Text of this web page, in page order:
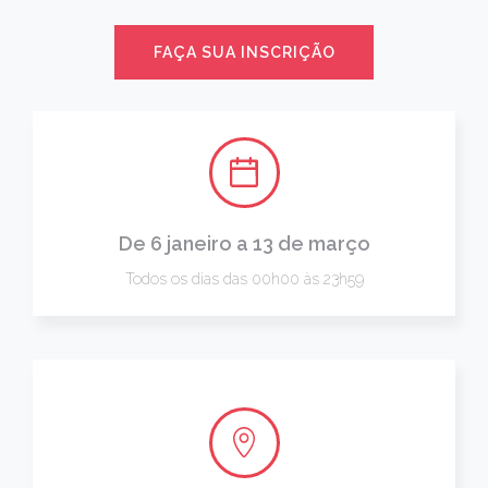
FAÇA SUA INSCRIÇÃO
De 6 janeiro a 13 de março
Todos os dias das 00h00 às 23h59